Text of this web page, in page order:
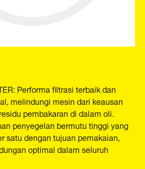
Performa filtrasi terbaik dan
melindungi mesin dari keausan
pembakaran di dalam oli.
penyegelan bermutu tinggi yang
satu dengan tujuan pemakaian,
optimal dalam seluruh